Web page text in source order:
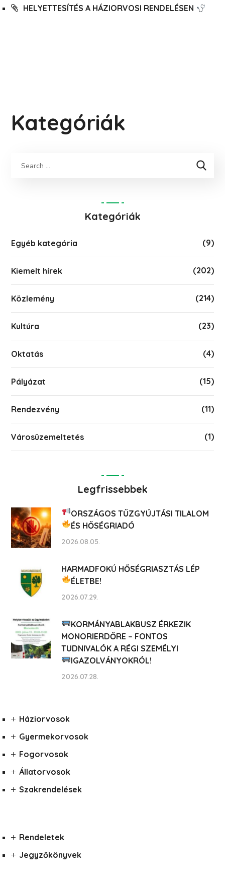
HELYETTESÍTÉS A HÁZIORVOSI RENDELÉSEN
Kategóriák
Keresés
Kategóriák
Egyéb kategória (9)
Kiemelt hírek (202)
Közlemény (214)
Kultúra (23)
Oktatás (4)
Pályázat (15)
Rendezvény (11)
Városüzemeltetés (1)
Legfrissebbek
ORSZÁGOS TŰZGYÚJTÁSI TILALOM
ÉS HŐSÉGRIADÓ
2026.08.05.
HARMADFOKÚ HŐSÉGRIASZTÁS LÉP
ÉLETBE!
2026.07.29.
KORMÁNYABLAKBUSZ ÉRKEZIK
MONORIERDŐRE – FONTOS
TUDNIVALÓK A RÉGI SZEMÉLYI
IGAZOLVÁNYOKRÓL!
2026.07.28.
Háziorvosok
Gyermekorvosok
Fogorvosok
Állatorvosok
Szakrendelések
Rendeletek
Jegyzőkönyvek